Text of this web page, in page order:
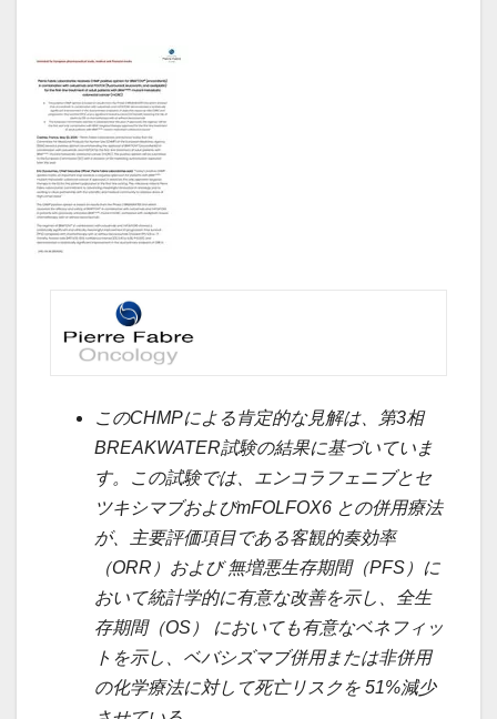
このCHMPによる肯定的な見解は、
第3相
BREAKWATER試験の結果に基づいていま
す。この試験では、エンコラフェニブとセ
ツキシマブおよびmFOLFOX6 との併用療法
が、主要評価項目である客観的奏効率
（ORR）および 無増悪生存期間（PFS）に
おいて統計学的に有意な改善を示し、全生
存期間（OS） においても有意なベネフィッ
トを示し、ベバシズマブ併用または非併用
の化学療法に対して死亡リスクを 51%減少